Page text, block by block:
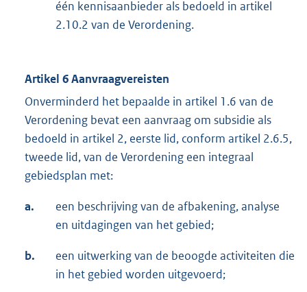
één kennisaanbieder als bedoeld in artikel
2.10.2 van de Verordening.
Artikel 6 Aanvraagvereisten
Onverminderd het bepaalde in artikel 1.6 van de
Verordening bevat een aanvraag om subsidie als
bedoeld in artikel 2, eerste lid, conform artikel 2.6.5,
tweede lid, van de Verordening een integraal
gebiedsplan met:
a.
een beschrijving van de afbakening, analyse
en uitdagingen van het gebied;
b.
een uitwerking van de beoogde activiteiten die
in het gebied worden uitgevoerd;